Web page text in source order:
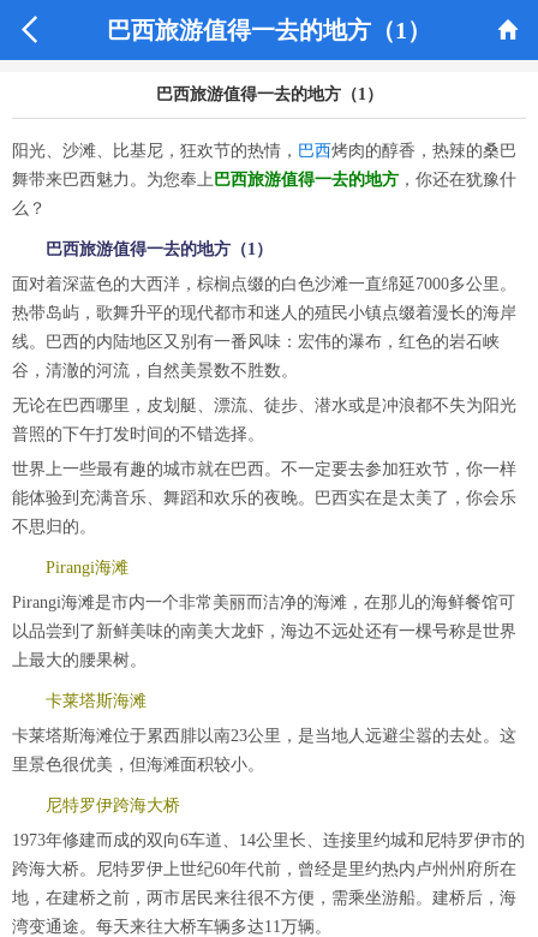
 巴西旅游值得一去的地方（1） 
巴西旅游值得一去的地方（1）
阳光、沙滩、比基尼，狂欢节的热情， 巴西烤肉的醇香，热辣的桑巴
舞带来巴西魅力。为您奉上巴西旅游值得一去的地方 ，你还在犹豫什
么？
巴西旅游值得一去的地方（1）
面对着深蓝色的大西洋，棕榈点缀的白色沙滩一直绵延7000多公里。
热带岛屿，歌舞升平的现代都市和迷人的殖民小镇点缀着漫长的海岸
线。巴西的内陆地区又别有一番风味：宏伟的瀑布，红色的岩石峡
谷，清澈的河流，自然美景数不胜数。
无论在巴西哪里，皮划艇、漂流、徒步、潜水或是冲浪都不失为阳光
普照的下午打发时间的不错选择。
世界上一些最有趣的城市就在巴西。不一定要去参加狂欢节，你一样
能体验到充满音乐、舞蹈和欢乐的夜晚。巴西实在是太美了，你会乐
不思归的。
Pirangi海滩
Pirangi海滩是市内一个非常美丽而洁净的海滩，在那儿的海鲜餐馆可
以品尝到了新鲜美味的南美大龙虾，海边不远处还有一棵号称是世界
上最大的腰果树。
卡莱塔斯海滩
卡莱塔斯海滩位于累西腓以南23公里，是当地人远避尘嚣的去处。这
里景色很优美，但海滩面积较小。
尼特罗伊跨海大桥
1973年修建而成的双向6车道、14公里长、连接里约城和尼特罗伊市的
跨海大桥。尼特罗伊上世纪60年代前，曾经是里约热内卢州州府所在
地，在建桥之前，两市居民来往很不方便，需乘坐游船。建桥后，海
湾变通途。每天来往大桥车辆多达11万辆。